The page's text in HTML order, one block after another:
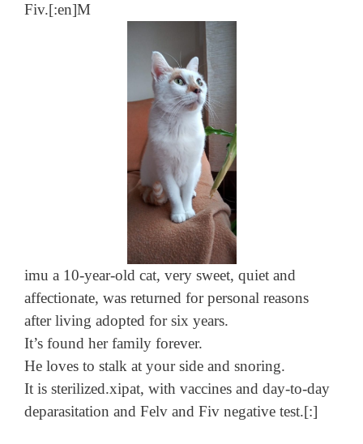
Fiv.[:en]M
imu a 10-year-old cat, very sweet, quiet and
affectionate, was returned for personal reasons
after living adopted for six years.
It’s found her family forever.
He loves to stalk at your side and snoring.
It is sterilized.xipat, with vaccines and day-to-day
deparasitation and Felv and Fiv negative test.[:]